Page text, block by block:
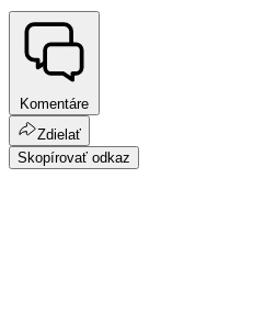
Komentáre
Zdielať
Skopírovať odkaz